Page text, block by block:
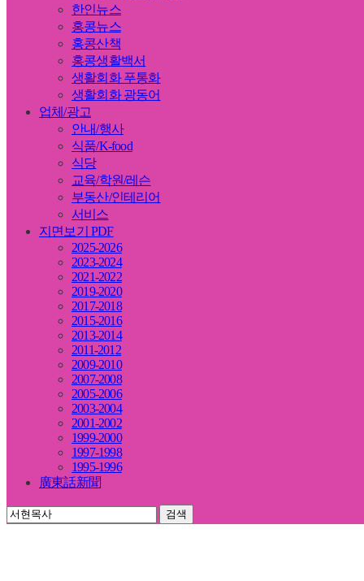
한인뉴스
홍콩뉴스
홍콩산책
홍콩생활백서
생활회화 푸통화
생활회화 광동어
업체/광고
안내/행사
식품/K-food
식당
교육/학원/레슨
부동산/인테리어
서비스
지면보기 PDF
2025-2026
2023-2024
2021-2022
2019-2020
2017-2018
2015-2016
2013-2014
2011-2012
2009-2010
2007-2008
2005-2006
2003-2004
2001-2002
1999-2000
1997-1998
1995-1996
廣東話新聞
검색